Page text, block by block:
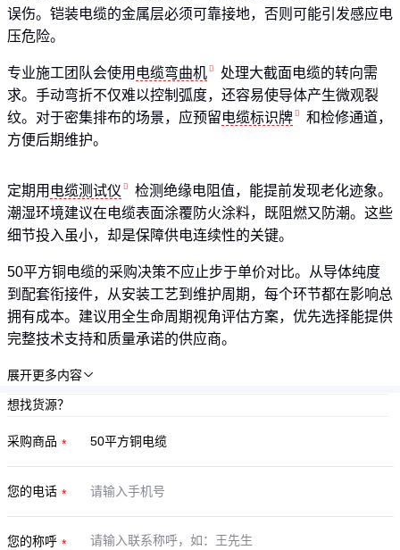
误伤。铠装电缆的金属层必须可靠接地，否则可能引发感应电
压危险。
专业施工团队会使用 电缆弯曲机
处理大截面电缆的转向需
求。手动弯折不仅难以控制弧度，还容易使导体产生微观裂
纹。对于密集排布的场景，应预留电缆标识牌
和检修通道，
方便后期维护。
定期用 电缆测试仪
检测绝缘电阻值，能提前发现老化迹象。
潮湿环境建议在电缆表面涂覆防火涂料，既阻燃又防潮。这些
细节投入虽小，却是保障供电连续性的关键。
50平方铜电缆的采购决策不应止步于单价对比。从导体纯度
到配套衔接件，从安装工艺到维护周期，每个环节都在影响总
拥有成本。建议用全生命周期视角评估方案，优先选择能提供
完整技术支持和质量承诺的供应商。
展开更多内容
想找货源？
采购商品
您的电话
您的称呼